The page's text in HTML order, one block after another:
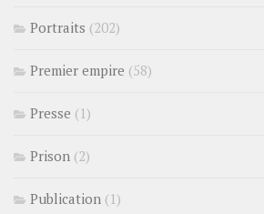
Portraits (202)
Premier empire (58)
Presse (1)
Prison (2)
Publication (1)